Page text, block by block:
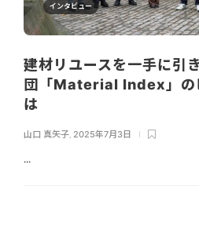
インタビュー
建材リユースを一手に引
団「Material Index」の
は
山口 真矢子 2025年7月3日
...